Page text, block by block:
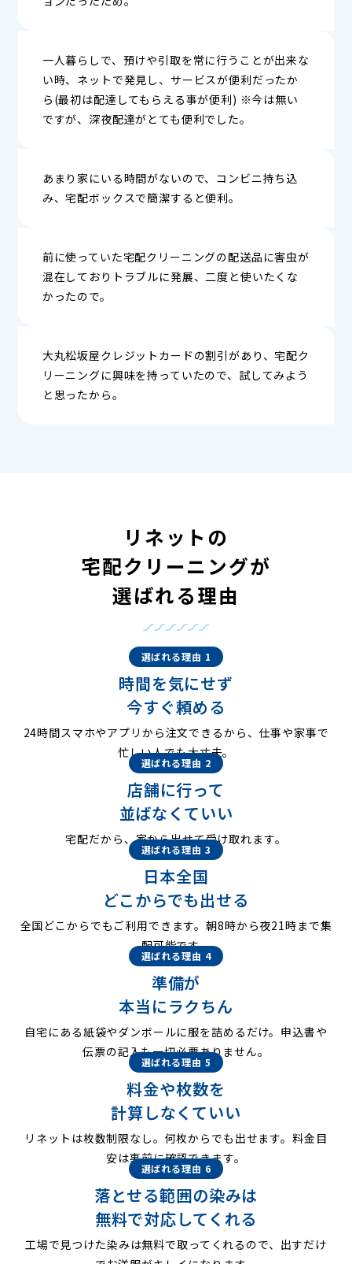
一人暮らしで、預けや引取を常に行うことが出来な
い時、ネットで発見し、サービスが便利だったか
ら(最初は配達してもらえる事が便利) ※今は無い
ですが、深夜配達がとても便利でした。
あまり家にいる時間がないので、コンビニ持ち込
み、宅配ボックスで簡潔すると便利。
前に使っていた宅配クリーニングの配送品に害虫が
混在しておりトラブルに発展、二度と使いたくな
かったので。
大丸松坂屋クレジットカードの割引があり、宅配ク
リーニングに興味を持っていたので、試してみよう
と思ったから。
リネットの
宅配クリーニングが
選ばれる理由
選ばれる理由 1
時間を気にせず
今すぐ頼める
24時間スマホやアプリから注文できるから、仕事や家事で
忙しい人でも大丈夫。
選ばれる理由 2
店舗に行って
並ばなくていい
宅配だから、家から出せて受け取れます。
選ばれる理由 3
日本全国
どこからでも出せる
全国どこからでもご利用できます。朝8時から夜21時まで集
配可能です。
選ばれる理由 4
準備が
本当にラクちん
自宅にある紙袋やダンボールに服を詰めるだけ。申込書や
伝票の記入も一切必要ありません。
選ばれる理由 5
料金や枚数を
計算しなくていい
リネットは枚数制限なし。何枚からでも出せます。料金目
安は事前に確認できます。
選ばれる理由 6
落とせる範囲の染みは
無料で対応してくれる
工場で見つけた染みは無料で取ってくれるので、出すだけ